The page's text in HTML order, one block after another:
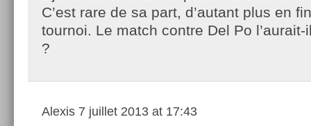
C’est rare de sa part, d’autant plus en
tournoi. Le match contre Del Po
?
Alexis 7 juillet 2013 at 17:43